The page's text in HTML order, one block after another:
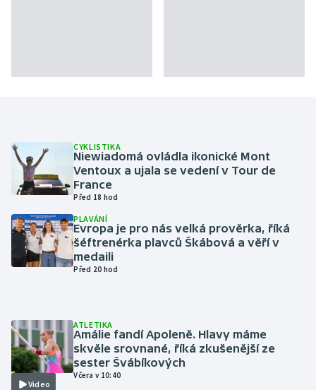
CYKLISTIKA
Niewiadomá ovládla ikonické Mont
Ventoux a ujala se vedení v Tour de
France
Před 18 hod
PLAVÁNÍ
Evropa je pro nás velká prověrka, říká
šéftrenérka plavců Škábová a věří v
medaili
Před 20 hod
Video
ATLETIKA
Amálie fandí Apoleně. Hlavy máme
skvěle srovnané, říká zkušenější ze
sester Švábíkových
Včera v 10:40